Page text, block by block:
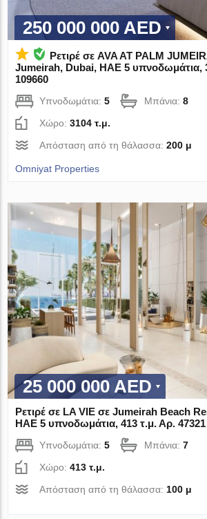
250 000 000 AED
Ρετιρέ σε AVA AT PALM
Jumeirah, Dubai, ΗΑΕ 5 υπνοδωμάτια,
109660
Υπνοδωμάτια:5 Μπάνια:8
Χώρο:3104 τ.μ.
Απόσταση από τη θάλασσα:200 μ
Omniyat Properties
25 000 000 AED
Ρετιρέ σε LA VIE σε Jumeirah Beach
ΗΑΕ 5 υπνοδωμάτια, 413 τ.μ. Αρ. 47321
Υπνοδωμάτια:5 Μπάνια:7
Χώρο:413 τ.μ.
Απόσταση από τη θάλασσα: 100 μ